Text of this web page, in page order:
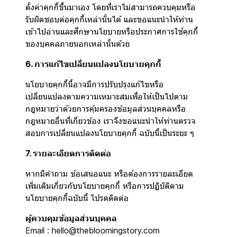
ตั้งค่าคุกกี้ขึ้นมาเอง โดยที่เราไม่สามารถควบคุมหรือ
รับผิดชอบต่อคุกกี้เหล่านั้นได้ และขอแนะนำให้ท่าน
เข้าไปอ่านและศึกษานโยบายหรือประกาศการใช้คุกกี้
ของบุคคลภายนอกเหล่านั้นด้วย
6. การแก้ไขเปลี่ยนแปลงนโยบายคุกกี้
นโยบายคุกกี้นี้อาจมีการปรับปรุงแก้ไขหรือ
เปลี่ยนแปลงตามความเหมาะสมเพื่อให้เป็นไปตาม
กฎหมายว่าด้วยการคุ้มครองข้อมูลส่วนบุคคลหรือ
กฎหมายอื่นที่เกี่ยวข้อง เราจึงขอแนะนำให้ท่านตรวจ
สอบการเปลี่ยนแปลงนโยบายคุกกี้ ฉบับนี้เป็นระยะ ๆ
7. รายละเอียดการติดต่อ
หากมีคำถาม ข้อเสนอแนะ หรือต้องการรายละเอียด
เพิ่มเติมเกี่ยวกับนโยบายคุกกี้ หรือการปฏิบัติตาม
นโยบายคุกกี้ฉบับนี้ โปรดติดต่อ
ผู้ควบคุมข้อมูลส่วนบุคคล
Email : hello@thebloomingstory.com